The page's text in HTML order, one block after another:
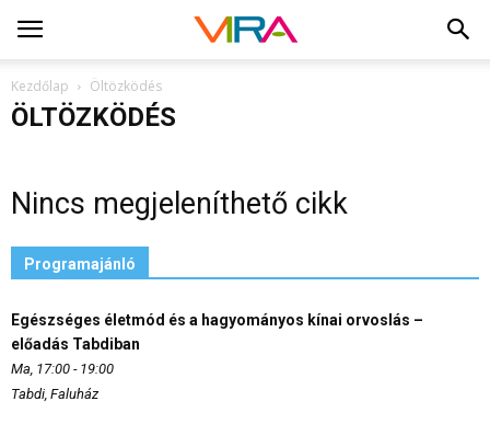
Kezdőlap Öltözködés
ÖLTÖZKÖDÉS
Nincs megjeleníthető cikk
Programajánló
Egészséges életmód és a hagyományos kínai orvoslás –
előadás Tabdiban
Ma, 17:00 - 19:00
Tabdi, Faluház